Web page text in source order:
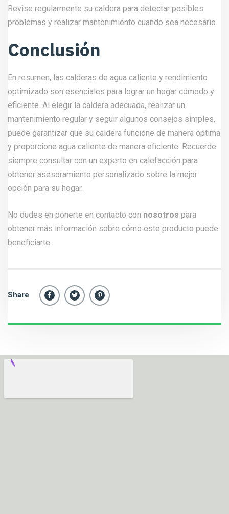
Revise regularmente su caldera para detectar posibles
problemas y realizar mantenimiento cuando sea necesario.
Conclusión
En resumen, las calderas de agua caliente y rendimiento
optimizado son esenciales para lograr un hogar cómodo y
eficiente. Al elegir la caldera adecuada, realizar un
mantenimiento regular y seguir algunos consejos simples,
puede garantizar que su caldera funcione de manera óptima
y proporcione agua caliente de manera eficiente. Recuerde
siempre consultar con un experto en calefacción para
obtener asesoramiento personalizado sobre la mejor
opción para su hogar.
No dudes en ponerte en contacto con nosotros para
obtener más información sobre cómo este producto puede
beneficiarte.
Share